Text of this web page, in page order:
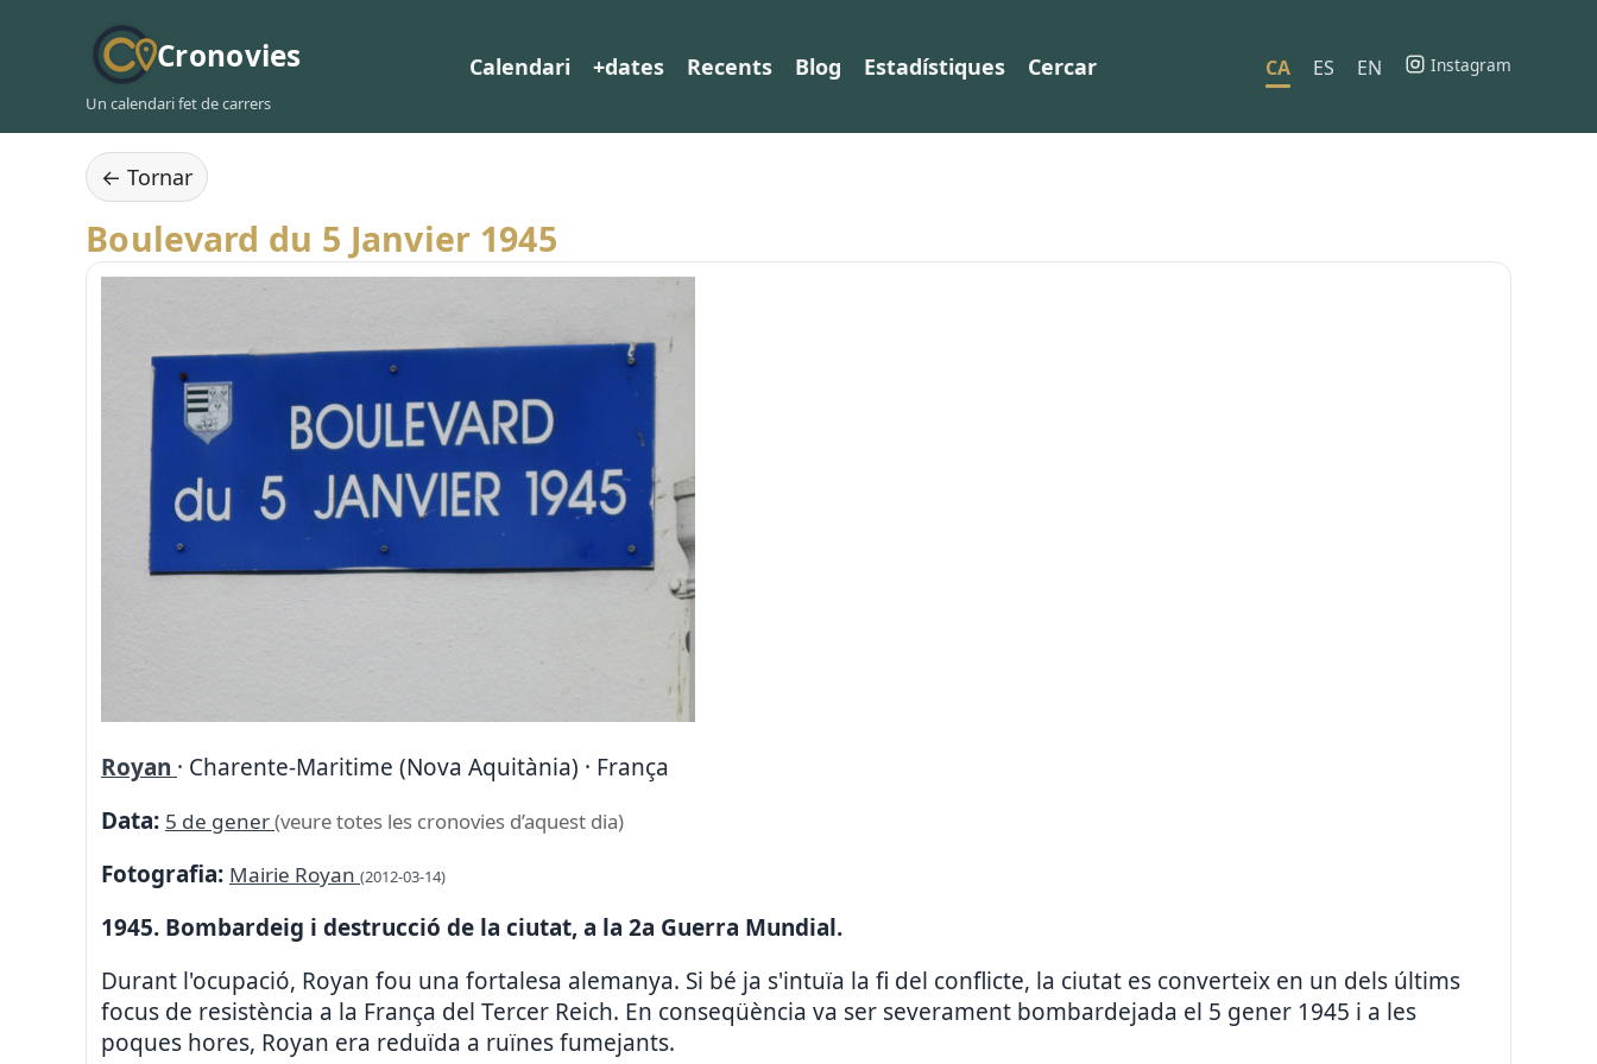
Cronovies
Un calendari fet de carrers
Calendari +dates Recents Blog Estadístiques Cercar CA ES EN Instagram
← Tornar
Boulevard du 5 Janvier 1945
Royan · Charente-Maritime (Nova Aquitània) · França
Data: 5 de gener(veure totes les cronovies d’aquest dia)
Fotografia: Mairie Royan (2012-03-14)
1945. Bombardeig i destrucció de la ciutat, a la 2a Guerra Mundial.
Durant l'ocupació, Royan fou una fortalesa alemanya. Si bé ja s'intuïa la fi del conflicte, la ciutat es converteix en un dels últims
focus de resistència a la França del Tercer Reich. En conseqüència va ser severament bombardejada el 5 gener 1945 i a les
poques hores, Royan era reduïda a ruïnes fumejants.